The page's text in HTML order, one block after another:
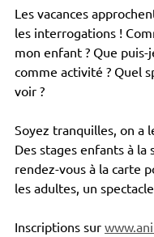
Les vacances
les interrogations !
mon enfant ? Que puis-
comme activité ? Quel
voir ?
Soyez tranquilles, on a
Des stages enfants à la
rendez-vous à la carte
les adultes, un
Inscriptions sur